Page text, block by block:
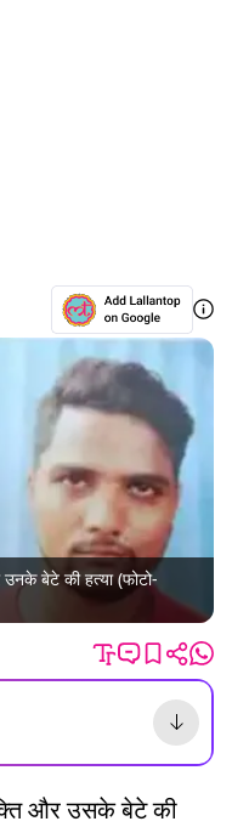
बेटे की हत्या (फोटो-
और उसके बेटे की